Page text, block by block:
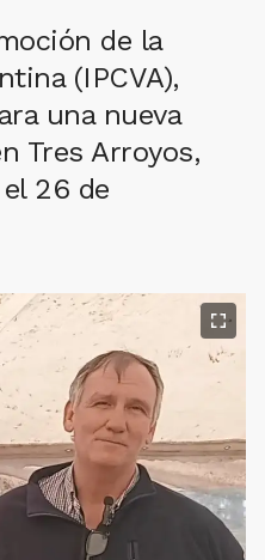
de la
(IPCVA),
una nueva
Tres Arroyos,
26 de